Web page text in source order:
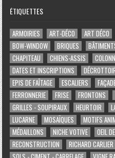
ÉTIQUETTES
ARMOIRIES ART-DÉCO ART DÉCO
BOW-WINDOW
BRIQUES
CHAPITEAU
CHIENS-ASSIS
DATES ET INSCRIPTIONS
EPIS DE FAÎTAGE
ESCALIERS
FERRONNERIE
FRISE FRONTONS
GRILLES - SOUPIRAUX
HEURTOIR
LUCARNE
MOSAÏQUES MOTIFS
MÉDAILLONS
NICHE VOTIVE OEIL
RECONSTRUCTION
RICHARD CARLIER